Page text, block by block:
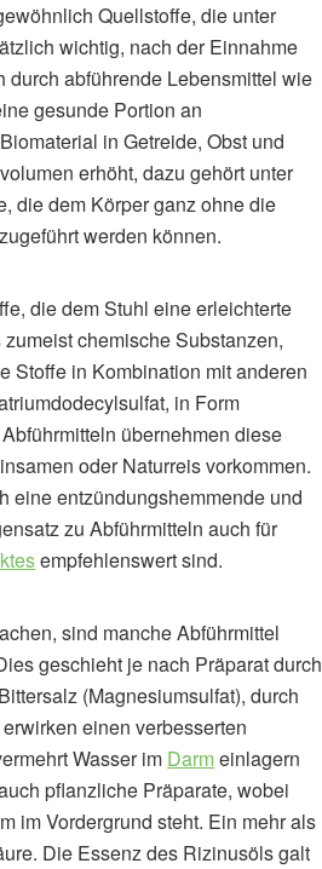
Quellstoffe, die unter
wichtig, nach der Einnahme
abführende Lebensmittel wie
gesunde Portion an
in Getreide, Obst und
erhöht, dazu gehört unter
die dem Körper ganz ohne die
zugeführt werden können.
die dem Stuhl eine erleichterte
chemische Substanzen,
Stoffe in Kombination mit anderen
in Form
übernehmen diese
oder Naturreis vorkommen.
eine entzündungshemmende und
zu Abführmitteln auch für
empfehlenswert sind.
sind manche Abführmittel
geschieht je nach Präparat durch
(Magnesiumsulfat), durch
einen verbesserten
Wasser im Darmeinlagern
pflanzliche Präparate, wobei
im Vordergrund steht. Ein mehr als
Die Essenz des Rizinusöls galt